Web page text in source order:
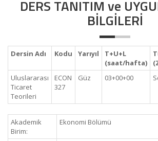
DERS TANITIM ve
BİLGİLERİ
Dersin Adı Kodu Yarıyıl
T+U+L
(saat/hafta)
Uluslararası
Ticaret
Teorileri
ECON
327
Güz 03+00+00
Akademik
Birim:
Ekonomi Bölümü